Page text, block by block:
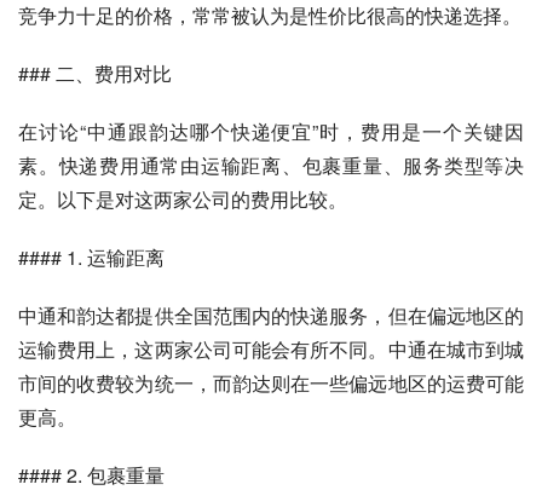
竞争力十足的价格，常常被认为是性价比很高的快递选择。
### 二、费用对比
在讨论“中通跟韵达哪个快递便宜”时，费用是一个关键因
素。快递费用通常由运输距离、包裹重量、服务类型等决
定。以下是对这两家公司的费用比较。
#### 1. 运输距离
中通和韵达都提供全国范围内的快递服务，但在偏远地区的
运输费用上，这两家公司可能会有所不同。中通在城市到城
市间的收费较为统一，而韵达则在一些偏远地区的运费可能
更高。
#### 2. 包裹重量